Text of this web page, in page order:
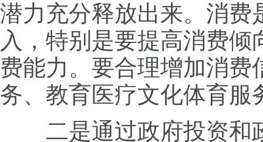
潜力充分释放出来。消费
入，特别是要提高消费
费能力。要合理增加消
务、教育医疗文化体育服
二是通过政府投资和